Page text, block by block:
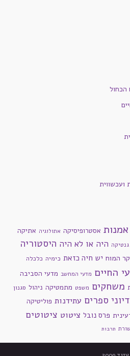
הכחול
ועכשווית
אמנות אסטרופיסיקה אתולוגיה אתיקה
גנטיקה היה או לא היה היסטוריה
המוח יש חיה כזאת כימיה כלכלה
החיים מדעי המחשב מדעי הסביבה
משחקים משפט מתמטיקה ניהול סגנון
ספרים עתידנות פוליטיקה
פרס נובל ציטוט ציטוטים
תרבות